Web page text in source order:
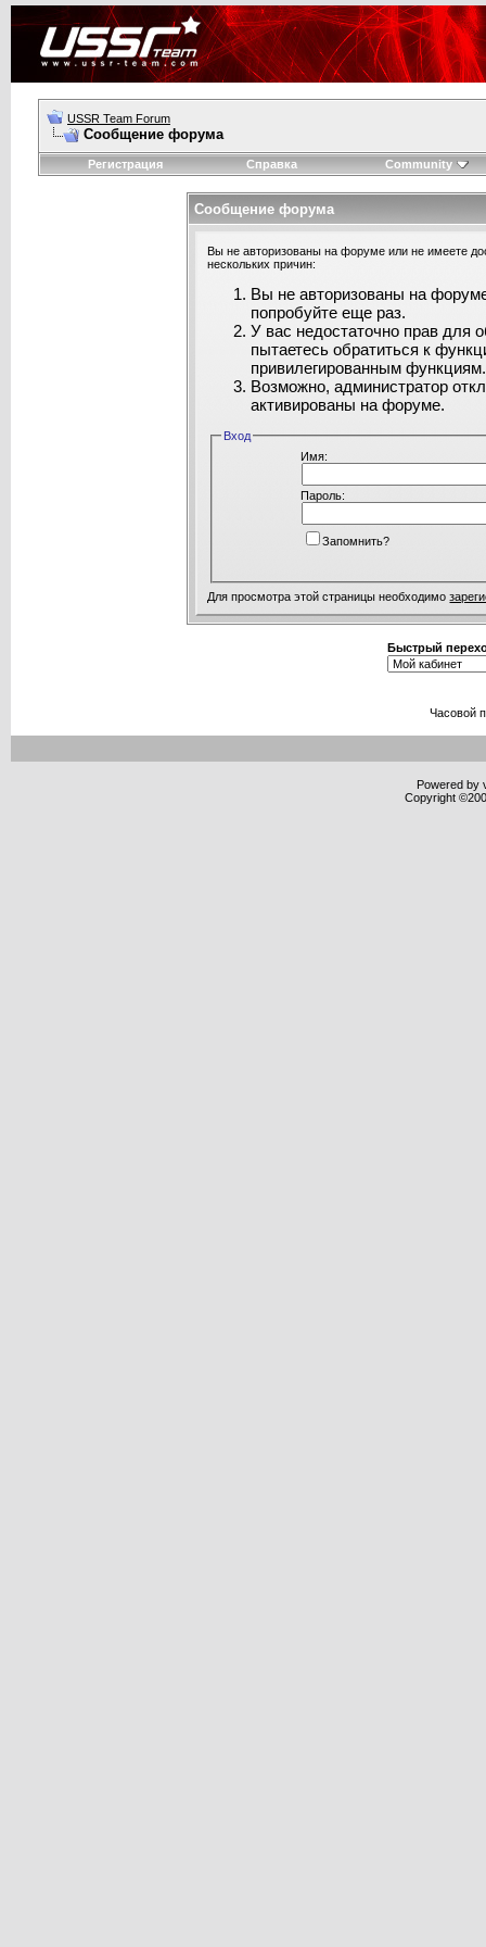
USSR Team Forum
Сообщение форума
Регистрация Справка Community
Сообщение форума
Вы не авторизованы на форуме или не имеете
нескольких причин:
Вы не авторизованы на
попробуйте еще раз.
У вас недостаточно прав для
пытаетесь обратиться к
привилегированным функциям.
Возможно, администратор
активированы на форуме.
Вход
Имя:
Пароль:
Запомнить?
Для просмотра этой страницы необходимо
Быстрый
Часовой
Powered by
Copyright